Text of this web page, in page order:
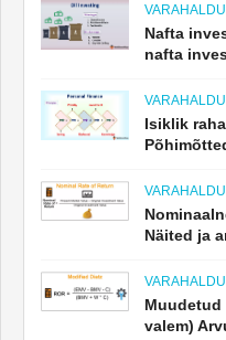
Nafta
nafta
Isiklik
Näited ja
Muudetud
valem)